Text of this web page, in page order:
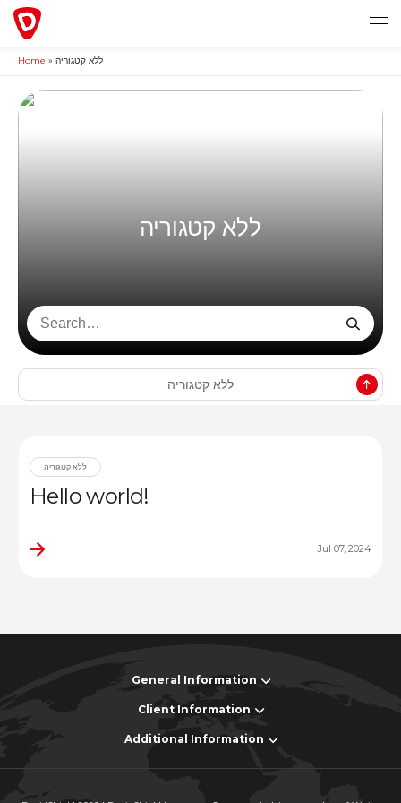
Home » ללא קטגוריה
ללא קטגוריה
ללא קטגוריה
ללא קטגוריה
Hello world!
Jul 07, 2024
General Information
Client Information
Additional Information